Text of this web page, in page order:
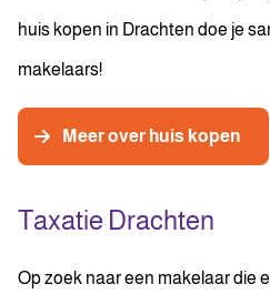
huis kopen in Drachten doe je
makelaars!
Meer over huis kopen
Taxatie Drachten
Op zoek naar een makelaar die